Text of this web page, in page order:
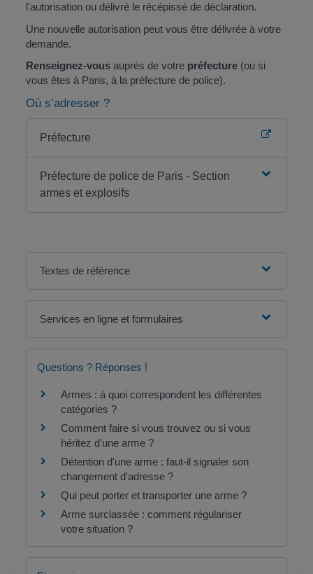
l'autorisation ou délivré le récépissé de déclaration.
Une nouvelle autorisation peut vous être délivrée à votre
demande.
Renseignez-vousauprès de votre préfecture(ou si
vous êtes à Paris, à la préfecture de police).
Où s’adresser ?
Préfecture
Préfecture de police de Paris - Section
armes et explosifs
Textes de référence
Services en ligne et formulaires
Questions ? Réponses !
Armes : à quoi correspondent les différentes
catégories ?
Comment faire si vous trouvez ou si vous
héritez d'une arme ?
Détention d'une arme : faut-il signaler son
changement d'adresse ?
Qui peut porter et transporter une arme ?
Arme surclassée : comment régulariser
votre situation ?